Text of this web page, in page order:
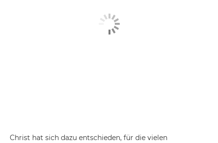
Christ hat sich dazu entschieden, für die vielen